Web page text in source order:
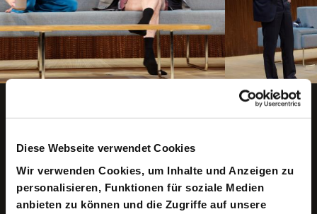
Diese Webseite verwendet Cookies
Wir verwenden Cookies, um Inhalte und Anzeigen zu
personalisieren, Funktionen für soziale Medien
anbieten zu können und die Zugriffe auf unsere
Animation anhalten
Keine aktuellen Termine